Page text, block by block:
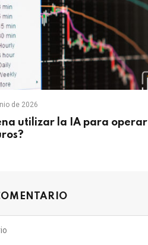
de 2026
utilizar la IA para operar